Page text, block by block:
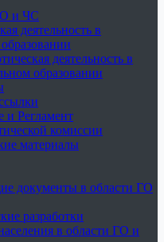
и ЧС
деятельность в
деятельность в
образовании
и Регламент
комиссии
материалы
документы в области ГО
разработки
в области ГО и